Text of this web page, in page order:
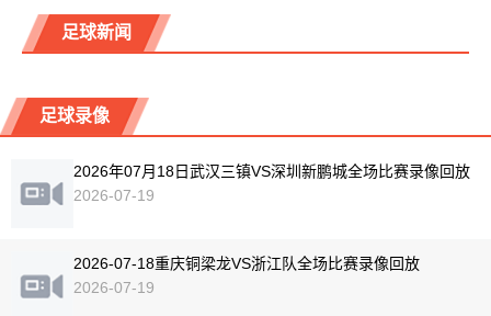
足球新闻
足球录像
2026年07月18日武汉三镇VS深圳新鹏城全场比赛录像回放
2026-07-19
2026-07-18重庆铜梁龙VS浙江队全场比赛录像回放
2026-07-19